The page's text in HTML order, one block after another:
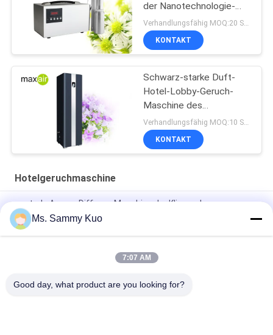
der Nanotechnologie-
1000m2 silberne
Aluminium
KONTAKT
Schwarz-starke Duft-
Hotel-Lobby-Geruch-
Maschine des
Neuzugang-privates
Modell-500ml
KONTAKT
Hotelgeruchmaschine
zentrale Aroma-Diffusor-Maschine der Klimaanlagen-
3000cbm, Geruch-Diffusor-Maschine HVAC-50W
Hotel-Lobby-Aroma-Diffusor 12V2A des Metall22w 1500CBM
Hotel-Geruch-Maschinen-Aluminium HVAC-Rohr-50W 4000ml
Ms. Sammy Kuo
7:07 AM
Good day, what product are you looking for?